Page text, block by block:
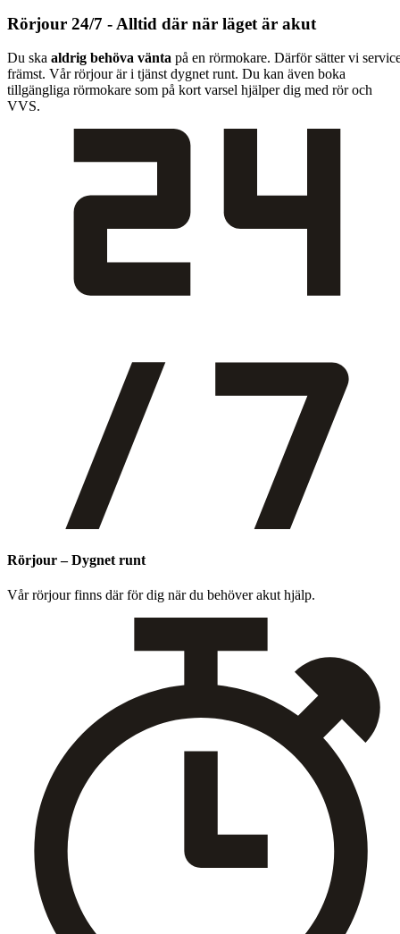
Rörjour 24/7 - Alltid där när läget är akut
Du ska aldrig behöva vänta på en rörmokare. Därför sätter vi
främst. Vår rörjour är i tjänst dygnet runt. Du kan även boka
tillgängliga rörmokare som på kort varsel hjälper dig med rör och
VVS.
Rörjour – Dygnet runt
Vår rör­jour finns där för dig när du behöver akut hjälp.